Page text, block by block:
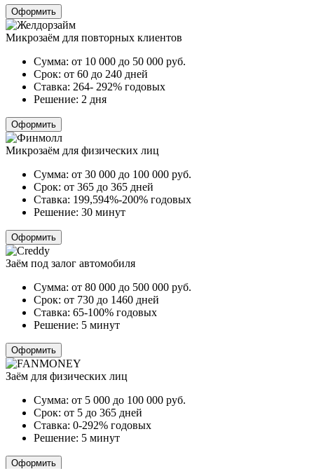
Оформить
Микрозаём для повторных клиентов
Сумма: от 10 000 до 50 000 руб.
Срок: от 60 до 240 дней
Ставка: 264- 292% годовых
Решение: 2 дня
Оформить
Микрозаём для физических лиц
Сумма: от 30 000 до 100 000 руб.
Срок: от 365 до 365 дней
Ставка: 199,594%-200% годовых
Решение: 30 минут
Оформить
Заём под залог автомобиля
Сумма: от 80 000 до 500 000 руб.
Срок: от 730 до 1460 дней
Ставка: 65-100% годовых
Решение: 5 минут
Оформить
Заём для физических лиц
Сумма: от 5 000 до 100 000 руб.
Срок: от 5 до 365 дней
Ставка: 0-292% годовых
Решение: 5 минут
Оформить